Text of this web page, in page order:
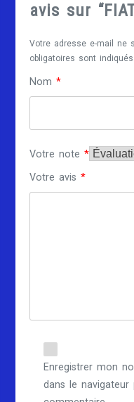
avis sur
Votre adresse e-mail ne
obligatoires sont
Nom*
Votre note*
Votre avis*
Enregistrer mon
dans le